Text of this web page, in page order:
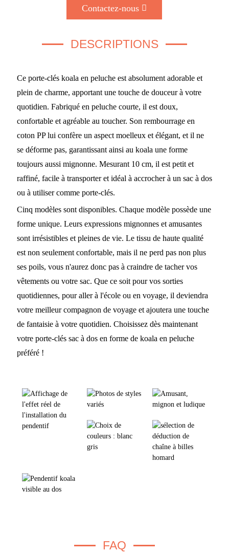
Contactez-nous
DESCRIPTIONS
Ce porte-clés koala en peluche est absolument adorable et
plein de charme, apportant une touche de douceur à votre
quotidien. Fabriqué en peluche courte, il est doux,
confortable et agréable au toucher. Son rembourrage en
coton PP lui confère un aspect moelleux et élégant, et il ne
se déforme pas, garantissant ainsi au koala une forme
toujours aussi mignonne. Mesurant 10 cm, il est petit et
raffiné, facile à transporter et idéal à accrocher à un sac à dos
ou à utiliser comme porte-clés.
Cinq modèles sont disponibles. Chaque modèle possède une
forme unique. Leurs expressions mignonnes et amusantes
sont irrésistibles et pleines de vie. Le tissu de haute qualité
est non seulement confortable, mais il ne perd pas non plus
ses poils, vous n'aurez donc pas à craindre de tacher vos
vêtements ou votre sac. Que ce soit pour vos sorties
quotidiennes, pour aller à l'école ou en voyage, il deviendra
votre meilleur compagnon de voyage et ajoutera une touche
de fantaisie à votre quotidien. Choisissez dès maintenant
votre porte-clés sac à dos en forme de koala en peluche
préféré !
FAQ